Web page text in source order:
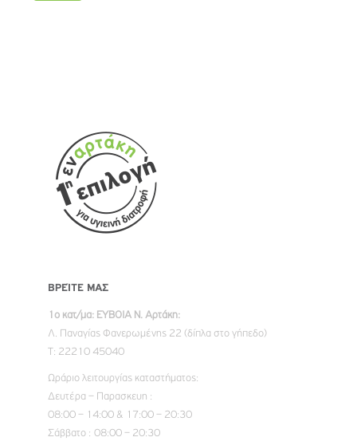
ΒΡΕΊΤΕ ΜΑΣ
1ο κατ/μα: ΕΥΒΟΙΑ Ν. Αρτάκη:
Λ. Παναγίας Φανερωμένης 22 (δίπλα στο γήπεδο)
Τ: 22210 45040
Ωράριο λειτουργίας καταστήματος:
Δευτέρα – Παρασκευη :
08:00 – 14:00 & 17:00 – 20:30
Σάββατο : 08:00 – 20:30